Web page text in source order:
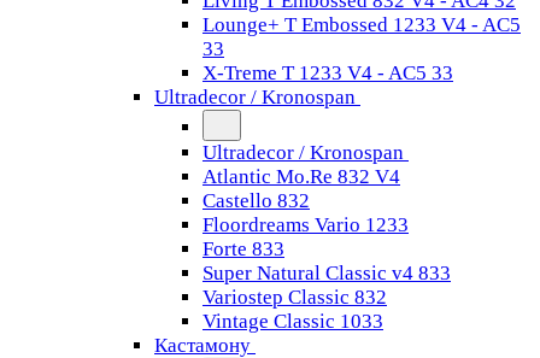
Lounge+ T Embossed 1233 V4 - AC5
33
X-Treme T 1233 V4 - AC5 33
Ultradecor / Kronospan
Ultradecor / Kronospan
Atlantic Mo.Re 832 V4
Castello 832
Floordreams Vario 1233
Forte 833
Super Natural Classic v4 833
Variostep Classic 832
Vintage Classic 1033
Кастамону